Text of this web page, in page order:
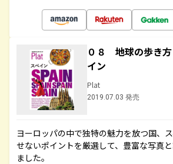
０８ 地球の歩き
イン
Plat
2019.07.03 発売
ヨーロッパの中で独特の魅力を放つ国、
せないポイントを厳選して、豊富な写真
ました。